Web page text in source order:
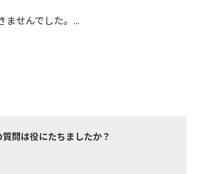
ませんでした。...
質問は役にたちましたか？